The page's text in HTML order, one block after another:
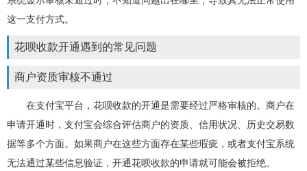
这一支付方式。
花呗收款开通遇到的常见问题
商户资质审核不通过
在支付宝平台，花呗收款的开通是需要经过严格审核的。商户在
申请开通时，支付宝会综合评估商户的资质、信用状况、历史交易数
据等多个方面。如果商户在这些方面存在某些瑕疵，或者支付宝系统
无法通过某些信息验证，开通花呗收款的申请就可能会被拒绝。